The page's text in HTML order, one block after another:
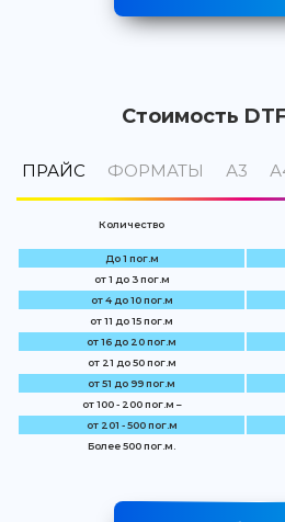
Стоимость
ПРАЙС ФОРМАТЫ А3
Количество
До 1 пог.м
от 1 до 3 пог.м
от 4 до 10 пог.м
от 11 до 15 пог.м
от 16 до 20 пог.м
от 21 до 50 пог.м
от 51 до 99 пог.м
от 100 - 200 пог.м –
от 201 - 500 пог.м
Более 500 пог.м.